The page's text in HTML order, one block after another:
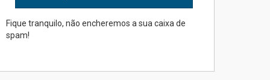
Brasília prepara seus
estudantes para o PAS antes
mesmo do Ensino Médio
Fique tranquilo, não encheremos a sua caixa de
spam!